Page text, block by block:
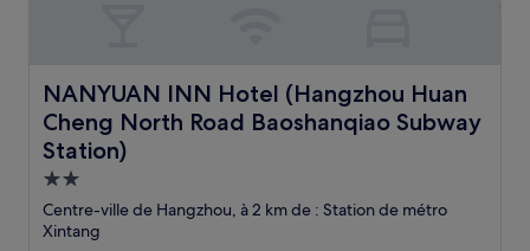
NANYUAN INN Hotel (Hangzhou Huan
Cheng North Road Baoshanqiao Subway
Station)
NANYUAN INN Hotel (Hangzhou Huan Cheng North
Hébergement
2.0 étoiles
Centre-ville de Hangzhou, à 2 km de : Station de métro
Xintang